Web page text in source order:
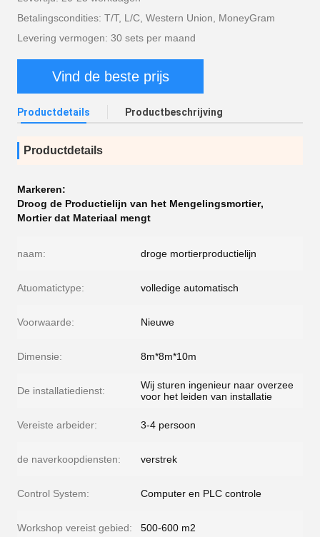
Betalingscondities: T/T, L/C, Western Union, MoneyGram
Levering vermogen: 30 sets per maand
Vind de beste prijs
Productdetails Productbeschrijving
Productdetails
Markeren:
Droog de Productielijn van het Mengelingsmortier,
Mortier dat Materiaal mengt
naam: droge mortierproductielijn
Atuomatictype: volledige automatisch
Voorwaarde: Nieuwe
Dimensie: 8m*8m*10m
De installatiedienst:
Wij sturen ingenieur naar overzee
voor het leiden van installatie
Vereiste arbeider: 3-4 persoon
de naverkoopdiensten: verstrek
Control System: Computer en PLC controle
Workshop vereist gebied: 500-600 m2